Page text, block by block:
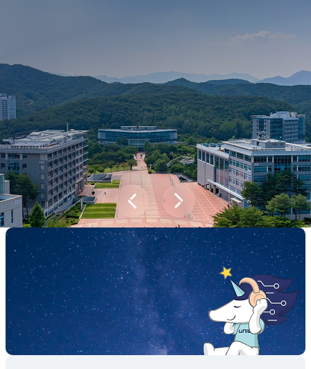
새내기학부에서
전공탐색 프로그램을 통해 나에게 맞는 최
적의 전공을 찾아보세요.
전공탐색 가이드 바로가기